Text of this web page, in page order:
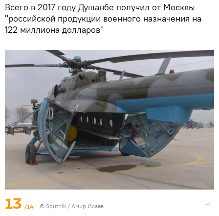
Всего в 2017 году Душанбе получил от Москвы
"российской продукции военного назначения на
122 миллиона долларов"
13 /14 © Sputnik / Амир Исаев